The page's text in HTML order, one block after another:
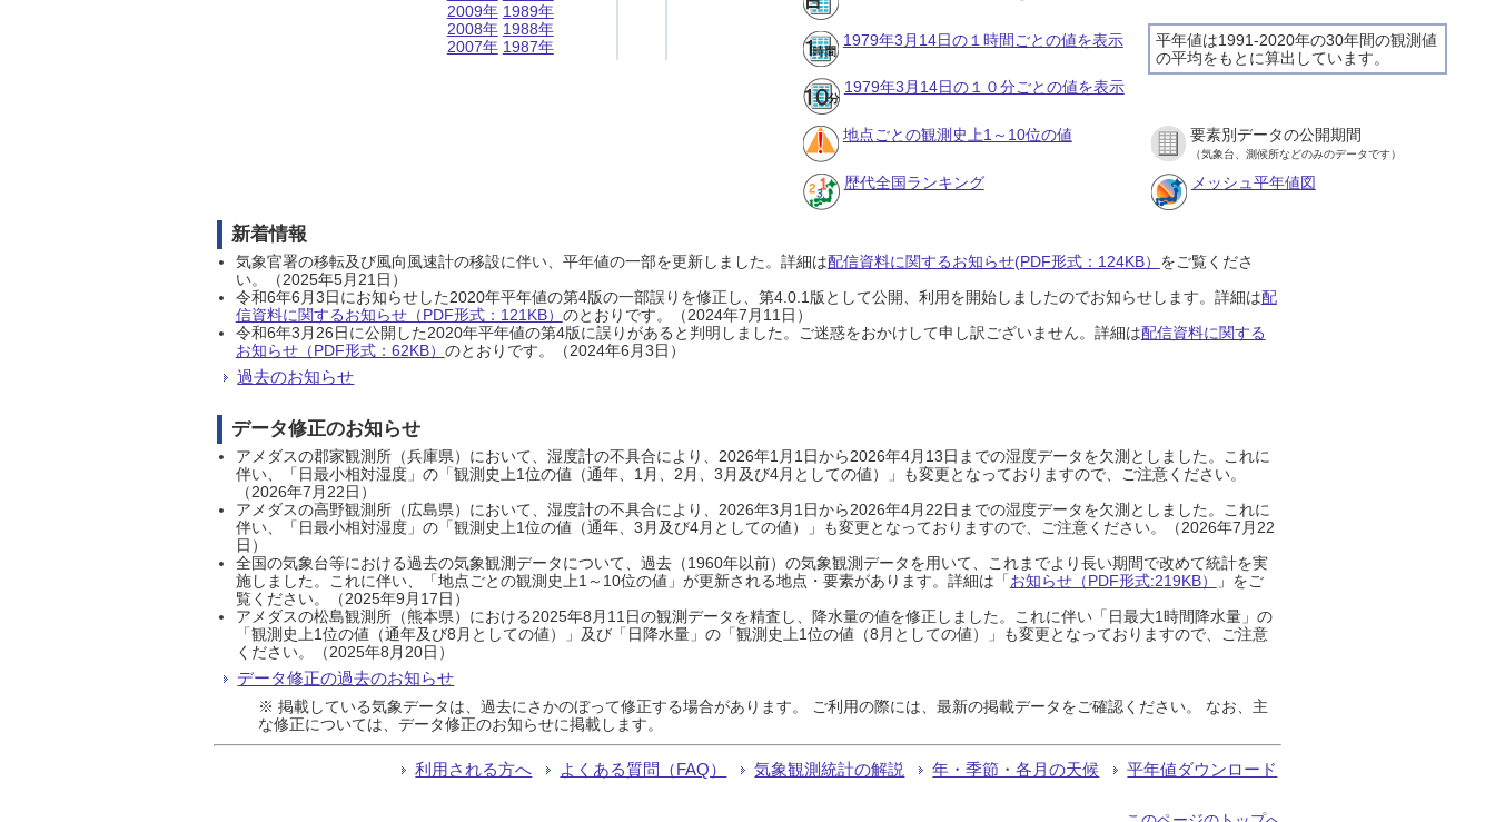
2009年
2008年
2007年
1989年
1988年
1987年
平年値は1991-2020年の30年間の観測値
の平均をもとに算出しています。
1979年3月14日の１時間ごとの値を表示
1979年3月14日の１０分ごとの値を表示
地点ごとの観測史上1～10位の値 要素別データの公開期間
（気象台、測候所などのみのデータです）
歴代全国ランキング メッシュ平年値図
新着情報
気象官署の移転及び風向風速計の移設に伴い、平年値の一部を更新しました。詳細は配信資料に関するお知らせ(PDF形式：124KB） をご覧くださ
い。（2025年5月21日）
令和6年6月3日にお知らせした2020年平年値の第4版の一部誤りを修正し、第4.0.1版として公開、利用を開始しましたのでお知らせします。詳細は配
信資料に関するお知らせ（PDF形式：121KB） のとおりです。（2024年7月11日）
令和6年3月26日に公開した2020年平年値の第4版に誤りがあると判明しました。ご迷惑をおかけして申し訳ございません。詳細は配信資料に関する
お知らせ（PDF形式：62KB） のとおりです。（2024年6月3日）
過去のお知らせ
データ修正のお知らせ
アメダスの郡家観測所（兵庫県）において、湿度計の不具合により、2026年1月1日から2026年4月13日までの湿度データを欠測としました。これに
伴い、「日最小相対湿度」の「観測史上1位の値（通年、1月、2月、3月及び4月としての値）」も変更となっておりますので、ご注意ください。
（2026年7月22日）
アメダスの高野観測所（広島県）において、湿度計の不具合により、2026年3月1日から2026年4月22日までの湿度データを欠測としました。これに
伴い、「日最小相対湿度」の「観測史上1位の値（通年、3月及び4月としての値）」も変更となっておりますので、ご注意ください。（2026年7月22
日）
全国の気象台等における過去の気象観測データについて、過去（1960年以前）の気象観測データを用いて、これまでより長い期間で改めて統計を実
施しました。これに伴い、「地点ごとの観測史上1～10位の値」が更新される地点・要素があります。詳細は「お知らせ（PDF形式:219KB）
」をご
覧ください。（2025年9月17日）
アメダスの松島観測所（熊本県）における2025年8月11日の観測データを精査し、降水量の値を修正しました。これに伴い「日最大1時間降水量」の
「観測史上1位の値（通年及び8月としての値）」及び「日降水量」の「観測史上1位の値（8月としての値）」も変更となっておりますので、ご注意
ください。（2025年8月20日）
データ修正の過去のお知らせ
※ 掲載している気象データは、過去にさかのぼって修正する場合があります。 ご利用の際には、最新の掲載データをご確認ください。 なお、主
な修正については、データ修正のお知らせに掲載します。
利用される方へ よくある質問（FAQ） 気象観測統計の解説 年・季節・各月の天候 平年値ダウンロード